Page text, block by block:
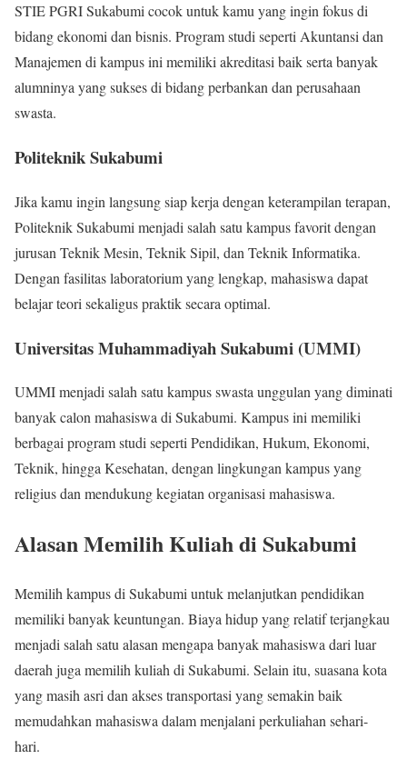
STIE PGRI Sukabumi cocok untuk kamu yang ingin fokus di
bidang ekonomi dan bisnis. Program studi seperti Akuntansi dan
Manajemen di kampus ini memiliki akreditasi baik serta banyak
alumninya yang sukses di bidang perbankan dan perusahaan
swasta.
Politeknik Sukabumi
Jika kamu ingin langsung siap kerja dengan keterampilan terapan,
Politeknik Sukabumi menjadi salah satu kampus favorit dengan
jurusan Teknik Mesin, Teknik Sipil, dan Teknik Informatika.
Dengan fasilitas laboratorium yang lengkap, mahasiswa dapat
belajar teori sekaligus praktik secara optimal.
Universitas Muhammadiyah Sukabumi (UMMI)
UMMI menjadi salah satu kampus swasta unggulan yang diminati
banyak calon mahasiswa di Sukabumi. Kampus ini memiliki
berbagai program studi seperti Pendidikan, Hukum, Ekonomi,
Teknik, hingga Kesehatan, dengan lingkungan kampus yang
religius dan mendukung kegiatan organisasi mahasiswa.
Alasan Memilih Kuliah di Sukabumi
Memilih kampus di Sukabumi untuk melanjutkan pendidikan
memiliki banyak keuntungan. Biaya hidup yang relatif terjangkau
menjadi salah satu alasan mengapa banyak mahasiswa dari luar
daerah juga memilih kuliah di Sukabumi. Selain itu, suasana kota
yang masih asri dan akses transportasi yang semakin baik
memudahkan mahasiswa dalam menjalani perkuliahan sehari-
hari.